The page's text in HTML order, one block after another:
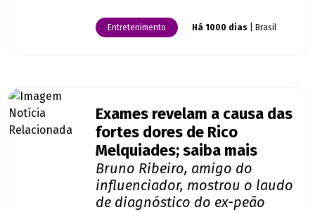
Entretenimento Há 1000 dias | Brasil
Exames revelam a causa das
fortes dores de Rico
Melquiades; saiba mais
Bruno Ribeiro, amigo do
influenciador, mostrou o laudo
de diagnóstico do ex-peão